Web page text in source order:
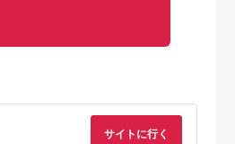
サイトに行く